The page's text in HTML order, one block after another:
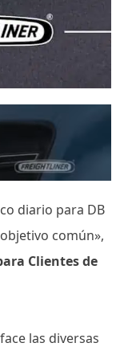
diario para DB
común»,
Clientes de
las diversas